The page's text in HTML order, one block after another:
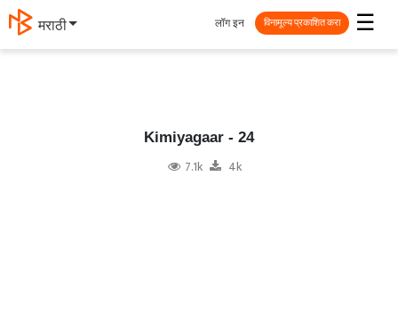
मराठी ☰
लॉग इन विनामूल्य प्रकाशित करा
Kimiyagaar - 24
7.1k 4k